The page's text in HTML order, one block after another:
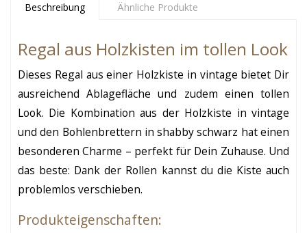
Beschreibung Ähnliche Produkte
Regal aus Holzkisten im tollen Look
Dieses Regal aus einer Holzkiste in vintage bietet Dir
ausreichend Ablagefläche und zudem einen tollen
Look. Die Kombination aus der Holzkiste in vintage
und den Bohlenbrettern in shabby schwarz hat einen
besonderen Charme – perfekt für Dein Zuhause. Und
das beste: Dank der Rollen kannst du die Kiste auch
problemlos verschieben.
Produkteigenschaften: